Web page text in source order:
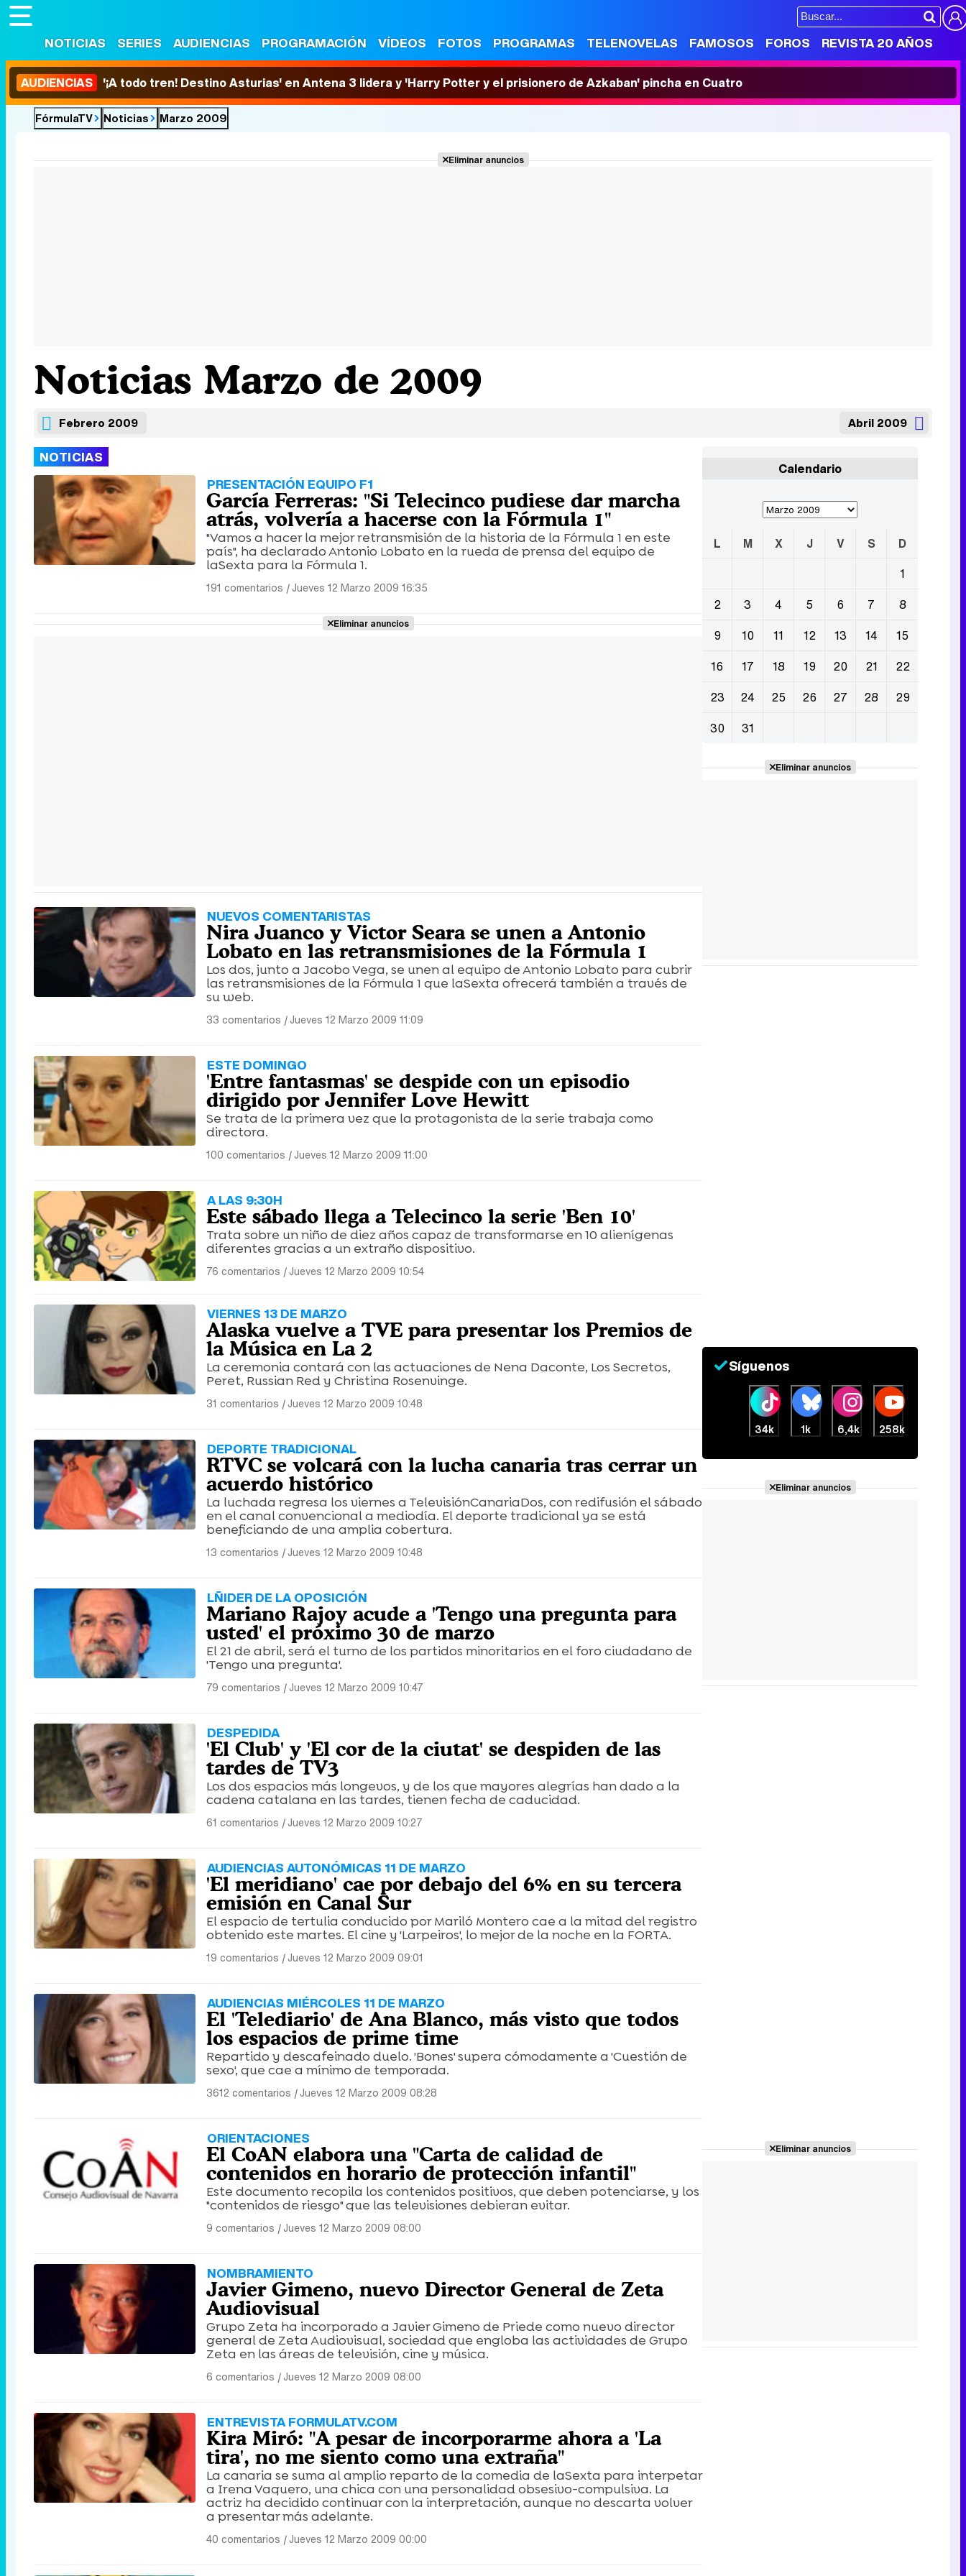
NOTICIAS SERIES AUDIENCIAS PROGRAMACIÓN VÍDEOS FOTOS PROGRAMAS TELENOVELAS FAMOSOS FOROS REVISTA 20 AÑOS
AUDIENCIAS '¡A todo tren! Destino Asturias' en Antena 3 lidera y 'Harry Potter y el prisionero de Azkaban' pincha en Cuatro
FórmulaTV Noticias Marzo 2009
Eliminar anuncios
Noticias Marzo de 2009
Febrero 2009 Abril 2009
NOTICIAS
PRESENTACIÓN EQUIPO F1
García Ferreras: "Si Telecinco pudiese dar marcha
atrás, volvería a hacerse con la Fórmula 1"
"Vamos a hacer la mejor retransmisión de la historia de la Fórmula 1 en este
país", ha declarado Antonio Lobato en la rueda de prensa del equipo de
laSexta para la Fórmula 1.
191 comentarios |Jueves 12 Marzo 2009 16:35
Eliminar anuncios
NUEVOS COMENTARISTAS
Nira Juanco y Victor Seara se unen a Antonio
Lobato en las retransmisiones de la Fórmula 1
Los dos, junto a Jacobo Vega, se unen al equipo de Antonio Lobato para cubrir
las retransmisiones de la Fórmula 1 que laSexta ofrecerá también a través de
su web.
33 comentarios |Jueves 12 Marzo 2009 11:09
ESTE DOMINGO
'Entre fantasmas' se despide con un episodio
dirigido por Jennifer Love Hewitt
Se trata de la primera vez que la protagonista de la serie trabaja como
directora.
100 comentarios |Jueves 12 Marzo 2009 11:00
A LAS 9:30H
Este sábado llega a Telecinco la serie 'Ben 10'
Trata sobre un niño de diez años capaz de transformarse en 10 alienígenas
diferentes gracias a un extraño dispositivo.
76 comentarios |Jueves 12 Marzo 2009 10:54
VIERNES 13 DE MARZO
Alaska vuelve a TVE para presentar los Premios de
la Música en La 2
La ceremonia contará con las actuaciones de Nena Daconte, Los Secretos,
Peret, Russian Red y Christina Rosenvinge.
31 comentarios |Jueves 12 Marzo 2009 10:48
DEPORTE TRADICIONAL
RTVC se volcará con la lucha canaria tras cerrar un
acuerdo histórico
La luchada regresa los viernes a TelevisiónCanariaDos, con redifusión el sábado
en el canal convencional a mediodía. El deporte tradicional ya se está
beneficiando de una amplia cobertura.
13 comentarios |Jueves 12 Marzo 2009 10:48
LÑIDER DE LA OPOSICIÓN
Mariano Rajoy acude a 'Tengo una pregunta para
usted' el próximo 30 de marzo
El 21 de abril, será el turno de los partidos minoritarios en el foro ciudadano de
'Tengo una pregunta'.
79 comentarios |Jueves 12 Marzo 2009 10:47
DESPEDIDA
'El Club' y 'El cor de la ciutat' se despiden de las
tardes de TV3
Los dos espacios más longevos, y de los que mayores alegrías han dado a la
cadena catalana en las tardes, tienen fecha de caducidad.
61 comentarios |Jueves 12 Marzo 2009 10:27
AUDIENCIAS AUTONÓMICAS 11 DE MARZO
'El meridiano' cae por debajo del 6% en su tercera
emisión en Canal Sur
El espacio de tertulia conducido por Mariló Montero cae a la mitad del registro
obtenido este martes. El cine y 'Larpeiros', lo mejor de la noche en la FORTA.
19 comentarios |Jueves 12 Marzo 2009 09:01
AUDIENCIAS MIÉRCOLES 11 DE MARZO
El 'Telediario' de Ana Blanco, más visto que todos
los espacios de prime time
Repartido y descafeinado duelo. 'Bones' supera cómodamente a 'Cuestión de
sexo', que cae a mínimo de temporada.
3612 comentarios |Jueves 12 Marzo 2009 08:28
ORIENTACIONES
El CoAN elabora una "Carta de calidad de
contenidos en horario de protección infantil"
Este documento recopila los contenidos positivos, que deben potenciarse, y los
"contenidos de riesgo" que las televisiones debieran evitar.
9 comentarios |Jueves 12 Marzo 2009 08:00
NOMBRAMIENTO
Javier Gimeno, nuevo Director General de Zeta
Audiovisual
Grupo Zeta ha incorporado a Javier Gimeno de Priede como nuevo director
general de Zeta Audiovisual, sociedad que engloba las actividades de Grupo
Zeta en las áreas de televisión, cine y música.
6 comentarios |Jueves 12 Marzo 2009 08:00
ENTREVISTA FORMULATV.COM
Kira Miró: "A pesar de incorporarme ahora a 'La
tira', no me siento como una extraña"
La canaria se suma al amplio reparto de la comedia de laSexta para interpetar
a Irena Vaquero, una chica con una personalidad obsesivo-compulsiva. La
actriz ha decidido continuar con la interpretación, aunque no descarta volver
a presentar más adelante.
40 comentarios |Jueves 12 Marzo 2009 00:00
Calendario
L M X J V S
D
1
2
3 4 5 6 7
8
9
10 11 12 13 14
15
16
17 18 19 20 21
22
23
24 25 26 27 28
29
30
31
Eliminar anuncios
Síguenos
34k 1k 6,4k 258k
Eliminar anuncios
Eliminar anuncios